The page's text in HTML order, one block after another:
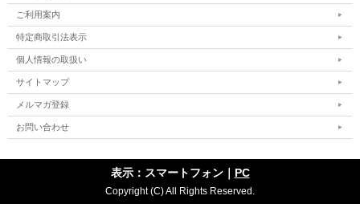
ご利用案内
特定商取引法表示
個人情報の取扱い
サイトマップ
メルマガ登録
お問い合わせ
表示：スマートフォン｜ PC
Copyright (C) All Rights Reserved.